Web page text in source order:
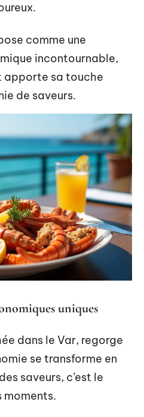
comme une
incontournable,
apporte sa touche
de saveurs.
uniques
dans le Var, regorge
se transforme en
saveurs, c’est le
moments.